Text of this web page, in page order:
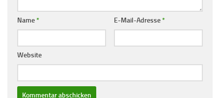
Name* E-Mail-Adresse*
Website